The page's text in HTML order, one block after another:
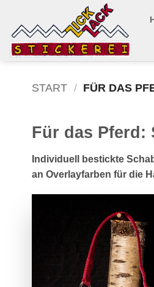
Inhalt
springen
START / FÜR DAS
Für das Pferd:
Individuell bestickte
an Overlayfarben für die